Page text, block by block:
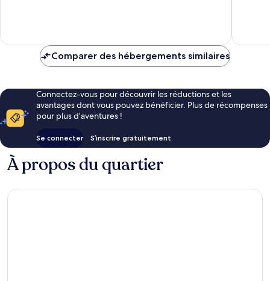
Comparer des hébergements similaires
Connectez-vous pour découvrir les réductions et les
avantages dont vous pouvez bénéficier. Plus de récompenses
pour plus d’aventures !
Se connecter S’inscrire gratuitement
À propos du quartier